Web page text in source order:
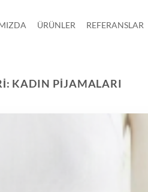
ÜRÜNLER REFERANSLAR
KADIN PIJAMALARI